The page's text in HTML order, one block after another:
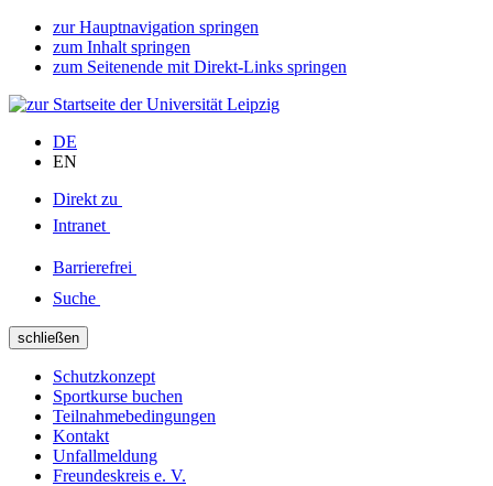
zur Hauptnavigation springen
zum Inhalt springen
zum Seitenende mit Direkt-Links springen
DE
EN
Direkt zu
Intranet
Barrierefrei
Suche
schließen
Schutzkonzept
Sportkurse buchen
Teilnahmebedingungen
Kontakt
Unfallmeldung
Freundeskreis e. V.